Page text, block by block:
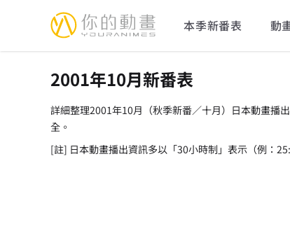
YourAnimes 你的動畫 本季新番表 動
2001年10月新番表
詳細整理2001年10月（秋季新番／十月）日本動畫播
全。
[註] 日本動畫播出資訊多以「30小時制」表示（例：